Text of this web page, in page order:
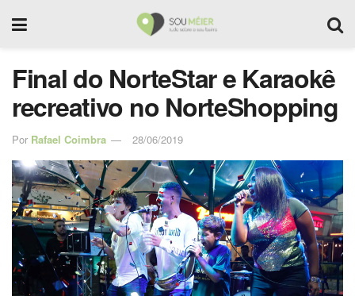
Final do NorteStar e Karaokê
recreativo no NorteShopping
Por Rafael Coimbra 28/06/2019